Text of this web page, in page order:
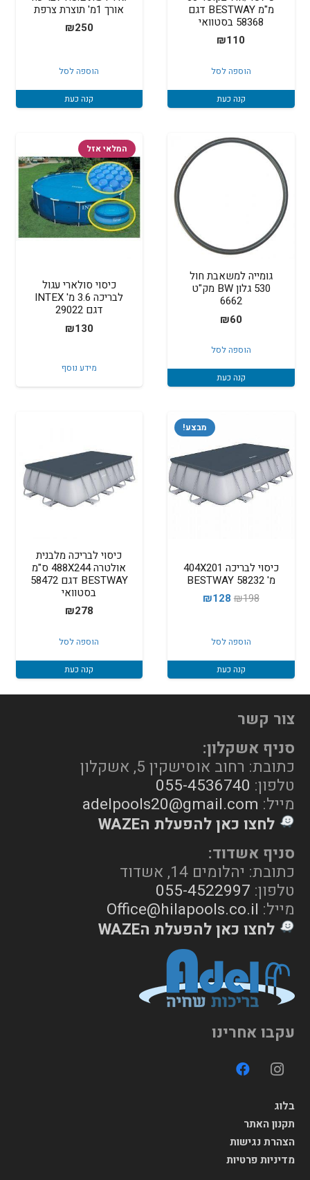
מ"מ BESTWAY דגם
58368 בסטוואי
₪110
הוספה לסל
קנה כעת
אורך 1מ' תוצרת צרפת
₪250
הוספה לסל
קנה כעת
גומייה למשאבת חול
530 גלון BW מק"ט
6662
₪60
הוספה לסל
קנה כעת
המלאי אזל
כיסוי סולארי עגול
לבריכה 3.6 מ' INTEX
דגם 29022
₪130
מידע נוסף
מבצע!
כיסוי לבריכה 404X201
מ' 58232 BESTWAY
₪198
המחיר
₪128
הוספה לסל
קנה כעת
כיסוי לבריכה מלבנית
אולטרה 488X244 ס"מ
BESTWAY דגם 58472
בסטוואי
₪278
הוספה לסל
קנה כעת
צור קשר
סניף אשקלון:
כתובת: רחוב אוסישקין 5, אשקלון
טלפון: 055-4536740
מייל: adelpools20@gmail.com
לחצו כאן להפעלת הWAZE
סניף אשדוד:
כתובת: יהלומים 14, אשדוד
טלפון: 055-4522997
מייל: Office@hilapools.co.il
לחצו כאן להפעלת הWAZE
עקבו אחרינו
בלוג
תקנון האתר
הצהרת נגישות
מדיניות פרטיות